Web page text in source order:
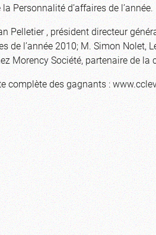
Personnalité d’affaires de l’année.
Pelletier , président directeur
de l’année 2010; M. Simon
Morency Société, partenaire de la
complète des gagnants :